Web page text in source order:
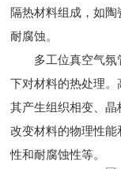
隔热材料组成，如陶
耐腐蚀。
多工位真空气氛
下对材料的热处理
其产生组织相变、
改变材料的物理性
性和耐腐蚀性等。